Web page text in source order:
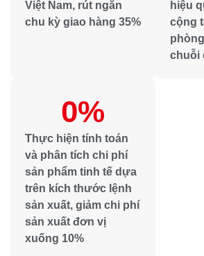
Việt Nam, rút ngắn
chu kỳ giao hàng 35%
hiệu
cộng
chuỗi
Thực hiện tính toán
và phân tích chi phí
sản phẩm tinh tế dựa
trên kích thước lệnh
sản xuất, giảm chi phí
sản xuất đơn vị
xuống 10%
0%